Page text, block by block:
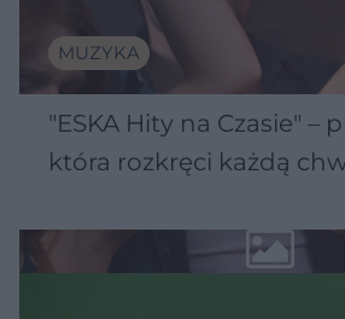
MUZYKA
"ESKA Hity na Czasie" –
która rozkręci każdą